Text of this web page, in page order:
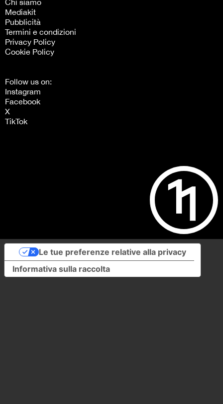
Chi siamo
Mediakit
Pubblicità
Termini e condizioni
Privacy Policy
Cookie Policy
Follow us on:
Instagram
Facebook
X
TikTok
Informativa sulla raccolta
Le tue preferenze relative alla privacy